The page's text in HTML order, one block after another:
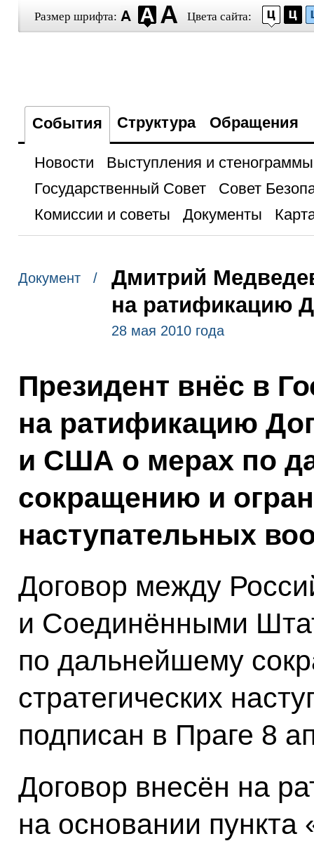
Размер шрифта: Цвета сайта:
События Структура Обращения
Новости
Выступления и стенограммы
Государственный Совет
Совет
Комиссии и советы
Документы
Документ /
Дмитрий
на ратификацию
28 мая 2010 года
Президент внёс в
на ратификацию
и США о мерах по
сокращению и
наступательных
Договор между
и Соединёнными
по дальнейшему
стратегических
подписан в Праге 8
Договор внесён на
на основании пункта